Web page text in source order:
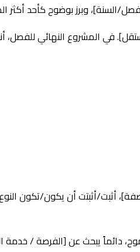
السنة]، وبرز بوضوح كأحد أكثر
في المشروع النهائي
أثبت/أثبتت أن يكون/تكون
دائماً يبحث عن [الفرصة / خدمة